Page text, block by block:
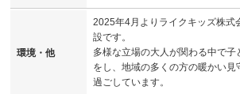
環境・他
2025年4月よりライクキッズ株式
設です。
多様な立場の大人が関わる中で
をし、地域の多くの方の暖かい見
過ごしています。